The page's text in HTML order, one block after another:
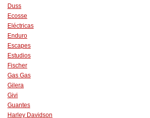
Duss
Ecosse
Eléctricas
Enduro
Escapes
Estudios
Fischer
Gas Gas
Gilera
Givi
Guantes
Harley Davidson